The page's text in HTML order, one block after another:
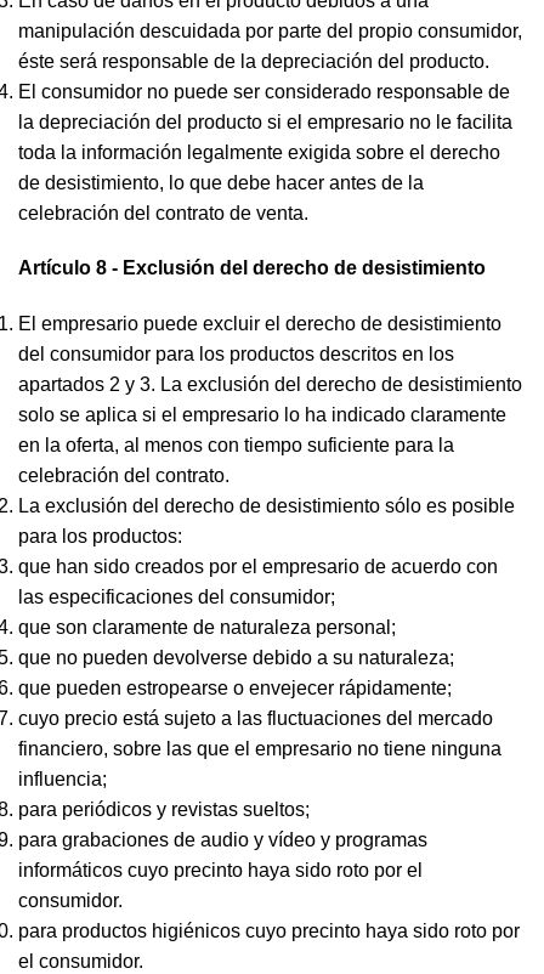
manipulación descuidada por parte del propio consumidor,
éste será responsable de la depreciación del producto.
El consumidor no puede ser considerado responsable de
la depreciación del producto si el empresario no le facilita
toda la información legalmente exigida sobre el derecho
de desistimiento, lo que debe hacer antes de la
celebración del contrato de venta.
Artículo 8 - Exclusión del derecho de desistimiento
El empresario puede excluir el derecho de desistimiento
del consumidor para los productos descritos en los
apartados 2 y 3. La exclusión del derecho de desistimiento
solo se aplica si el empresario lo ha indicado claramente
en la oferta, al menos con tiempo suficiente para la
celebración del contrato.
La exclusión del derecho de desistimiento sólo es posible
para los productos:
que han sido creados por el empresario de acuerdo con
las especificaciones del consumidor;
que son claramente de naturaleza personal;
que no pueden devolverse debido a su naturaleza;
que pueden estropearse o envejecer rápidamente;
cuyo precio está sujeto a las fluctuaciones del mercado
financiero, sobre las que el empresario no tiene ninguna
influencia;
para periódicos y revistas sueltos;
para grabaciones de audio y vídeo y programas
informáticos cuyo precinto haya sido roto por el
consumidor.
para productos higiénicos cuyo precinto haya sido roto por
el consumidor.